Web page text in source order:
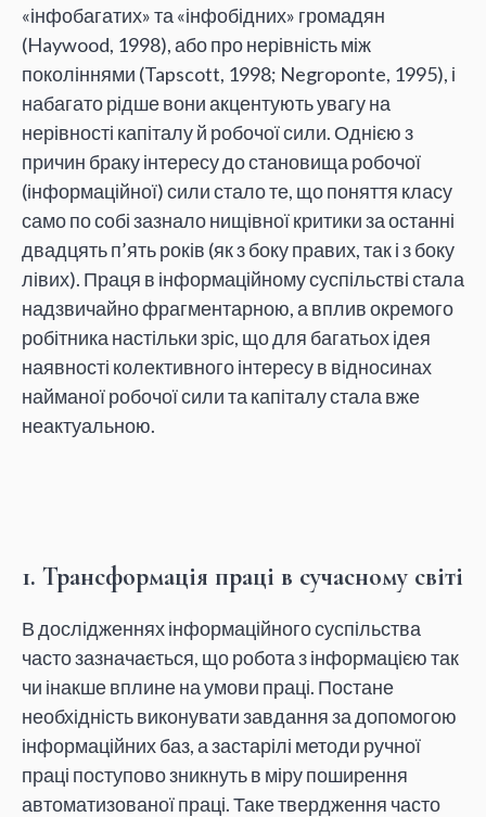
«інфобагатих» та «інфобідних» громадян
(Haywood, 1998), або про нерівність між
поколіннями (Tapscott, 1998; Negroponte, 1995), і
набагато рідше вони акцентують увагу на
нерівності капіталу й робочої сили. Однією з
причин браку інтересу до становища робочої
(інформаційної) сили стало те, що поняття класу
само по собі зазнало нищівної критики за останні
двадцять п’ять років (як з боку правих, так і з боку
лівих). Праця в інформаційному суспільстві стала
надзвичайно фрагментарною, а вплив окремого
робітника настільки зріс, що для багатьох ідея
наявності колективного інтересу в відносинах
найманої робочої сили та капіталу стала вже
неактуальною.
1. Трансформація праці в сучасному світі
В дослідженнях інформаційного суспільства
часто зазначається, що робота з інформацією так
чи інакше вплине на умови праці. Постане
необхідність виконувати завдання за допомогою
інформаційних баз, а застарілі методи ручної
праці поступово зникнуть в міру поширення
автоматизованої праці. Таке твердження часто